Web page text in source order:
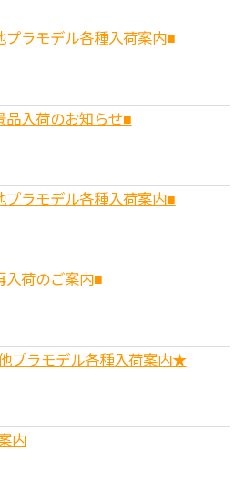
プラモデル各種入荷案内■
品入荷のお知らせ■
プラモデル各種入荷案内■
入荷のご案内■
プラモデル各種入荷案内★
内